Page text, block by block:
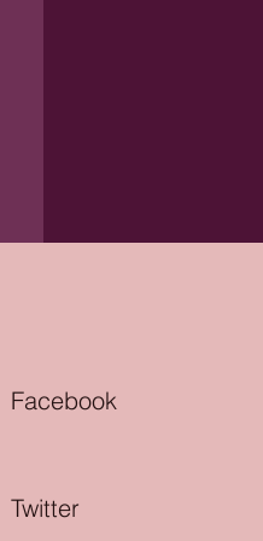
Facebook
Twitter